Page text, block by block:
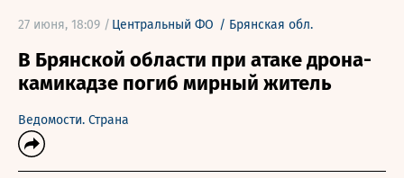
27 июня, 18:09 / Центральный ФО / Брянская обл.
В Брянской области при атаке дрона-
камикадзе погиб мирный житель
Ведомости. Страна